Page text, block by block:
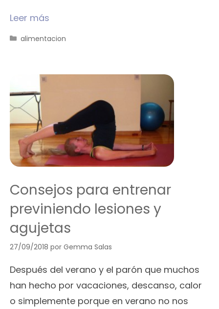
Leer más
Categorías
alimentacion
Consejos para entrenar
previniendo lesiones y
agujetas
27/09/2018 por Gemma Salas
Después del verano y el parón que muchos
han hecho por vacaciones, descanso, calor
o simplemente porque en verano no nos